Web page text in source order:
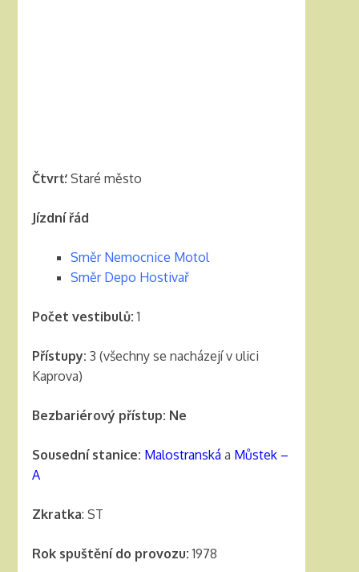
Čtvrť:Staré město
Jízdní řád
Směr Nemocnice Motol
Směr Depo Hostivař
Počet vestibulů:1
Přístupy: 3 (všechny se nacházejí v ulici
Kaprova)
Bezbariérový přístup: Ne
Sousední stanice: Malostranská a Můstek –
A
Zkratka: ST
Rok spuštění do provozu:1978